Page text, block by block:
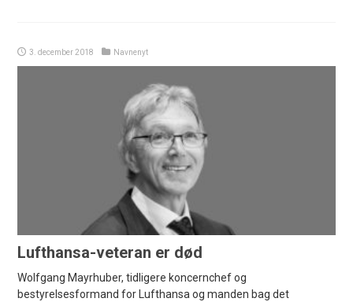
3. december 2018 Navnenyt
Lufthansa-veteran er død
Wolfgang Mayrhuber, tidligere koncernchef og
bestyrelsesformand for Lufthansa og manden bag det